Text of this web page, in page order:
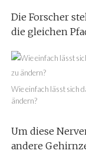
Die Forscher
die gleichen
Wie einfach lässt sich
ändern?
Um diese
andere